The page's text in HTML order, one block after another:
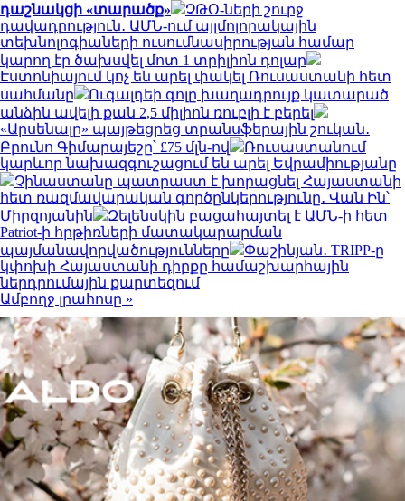
դաշնակցի «տարածք»
ՉԹՕ-ների շուրջ
դավադրություն․ ԱՄՆ-ում այլմոլորակային
տեխնոլոգիաների ուսումնասիրության համար
կարող էր ծախսվել մոտ 1 տրիլիոն դոլար
Էստոնիայում կոչ են արել փակել Ռուսաստանի հետ
սահմանը
Ուգալդեի գոլը խաղադրույք կատարած
անձին ավելի քան 2,5 միլիոն ռուբլի է բերել
«Արսենալը» պայթեցրեց տրանսֆերային շուկան․
Բրունո Գիմարայեշը՝ £75 մլն-ով
Ռուսաստանում
կարևոր նախազգուշացում են արել Եվրամիությանը
Չինաստանը պատրաստ է խորացնել Հայաստանի
հետ ռազմավարական գործընկերությունը․ Վան Ին՝
Միրզոյանին
Զելենսկին բացահայտել է ԱՄՆ-ի հետ
Patriot-ի հրթիռների մատակարարման
պայմանավորվածությունները
Փաշինյան․ TRIPP-ը
կփոխի Հայաստանի դիրքը համաշխարհային
ներդրումային քարտեզում
Ամբողջ լրահոսը »